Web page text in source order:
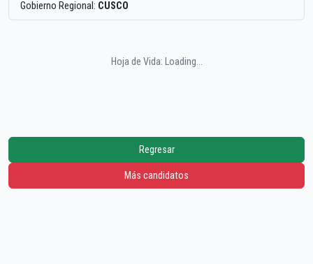
Gobierno Regional: CUSCO
Hoja de Vida: Loading...
Regresar
Más candidatos